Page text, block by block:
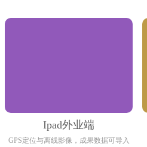
Ipad外业端
GPS定位与离线影像，成果数据可导入